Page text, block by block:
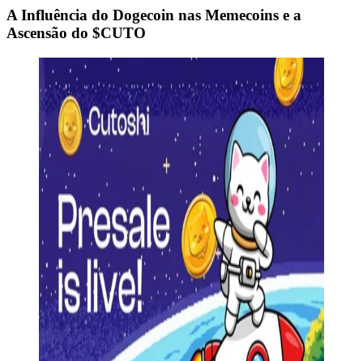
A Influência do Dogecoin nas Memecoins e a
Ascensão do $CUTO